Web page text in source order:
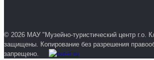
© 2026 МАУ "Музейно-туристический центр г.о.
защищены. Копирование без разрешения
запрещено.